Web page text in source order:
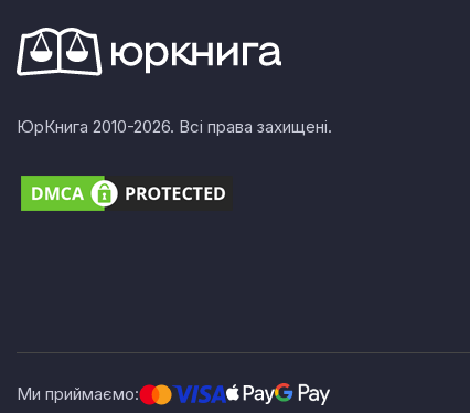
ЮрКнига 2010-2026. Всі права захищені.
Ми приймаємо: